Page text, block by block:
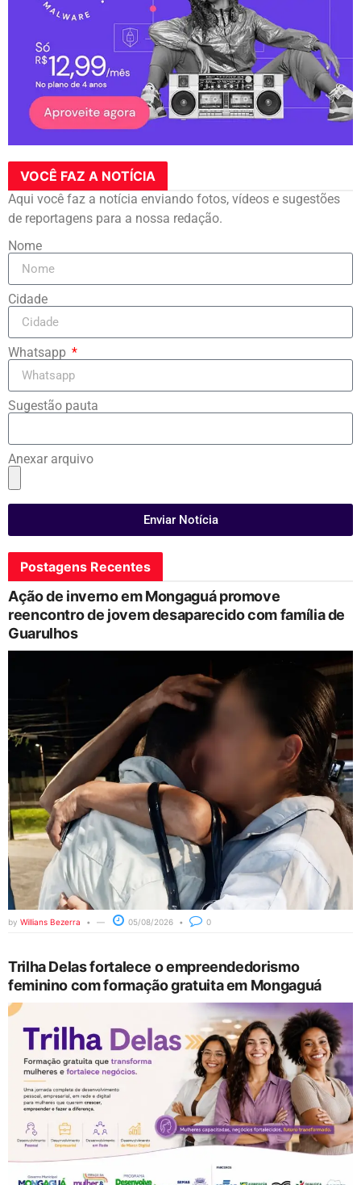
VOCÊ FAZ A NOTÍCIA
Aqui você faz a notícia enviando fotos, vídeos e sugestões
de reportagens para a nossa redação.
Nome
Cidade
Whatsapp
Sugestão pauta
Anexar arquivo
Enviar Notícia
Postagens Recentes
Ação de inverno em Mongaguá promove
reencontro de jovem desaparecido com família de
Guarulhos
by Willians Bezerra 05/08/2026 0
Trilha Delas fortalece o empreendedorismo
feminino com formação gratuita em Mongaguá